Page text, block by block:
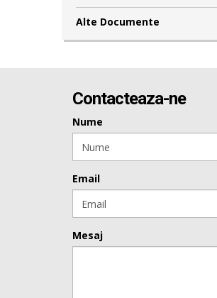
Alte Documente
Contacteaza-ne
Nume
Email
Mesaj